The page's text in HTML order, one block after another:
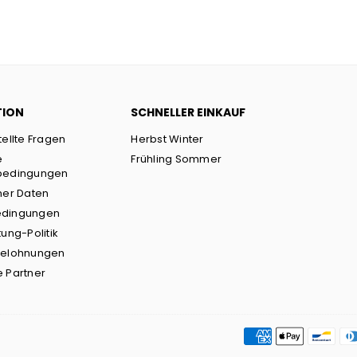
Fragen
Daten
Politik
Partner
SCHNELLER EINKAUF
Herbst Winter
Frühling Sommer